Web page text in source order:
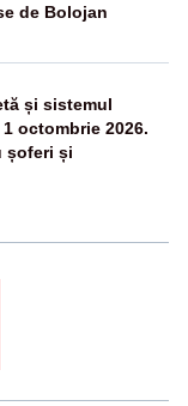
de Bolojan
și sistemul
octombrie 2026.
șoferi și